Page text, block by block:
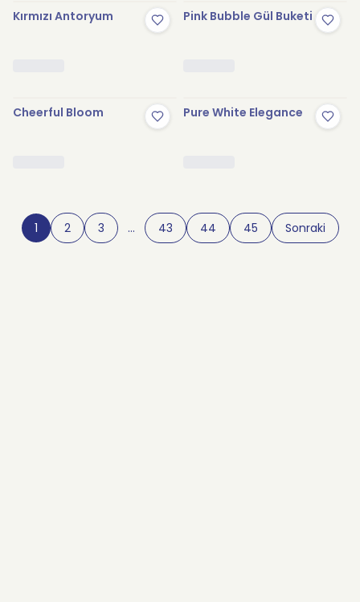
Kırmızı Antoryum Pink Bubble Gül Buketi
Cheerful Bloom Pure White Elegance
1 2 3 … 43 44 45 Sonraki